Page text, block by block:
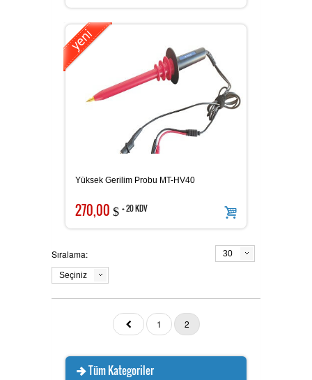
Yüksek Gerilim Probu MT-HV40
270,00 $ + 20 KDV
Sıralama:
Seçiniz
30
1 2
Tüm Kategoriler